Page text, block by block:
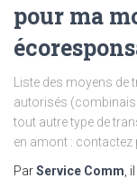
pour ma
Liste des moyens
autorisés
tout autre type de
en amont : contactez
ParService Comm ,